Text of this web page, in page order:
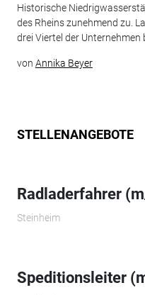
Historische
des Rheins zunehmend zu.
drei Viertel der Unternehmen
von Annika Beyer
STELLENANGEBOTE
Radladerfahrer
Steinheim
Speditionsleiter